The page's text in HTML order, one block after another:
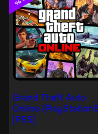
Grand Theft Auto
Online
[PS5]